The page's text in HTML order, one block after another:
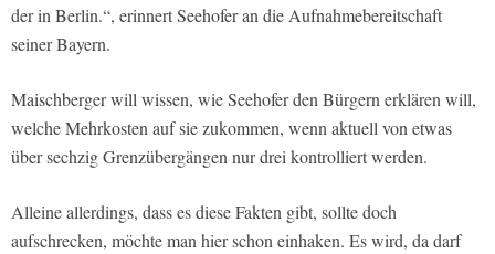
der in Berlin.“, erinnert Seehofer an die Aufnahmebereitschaft
seiner Bayern.
Maischberger will wissen, wie Seehofer den Bürgern erklären will,
welche Mehrkosten auf sie zukommen, wenn aktuell von etwas
über sechzig Grenzübergängen nur drei kontrolliert werden.
Alleine allerdings, dass es diese Fakten gibt, sollte doch
aufschrecken, möchte man hier schon einhaken. Es wird, da darf